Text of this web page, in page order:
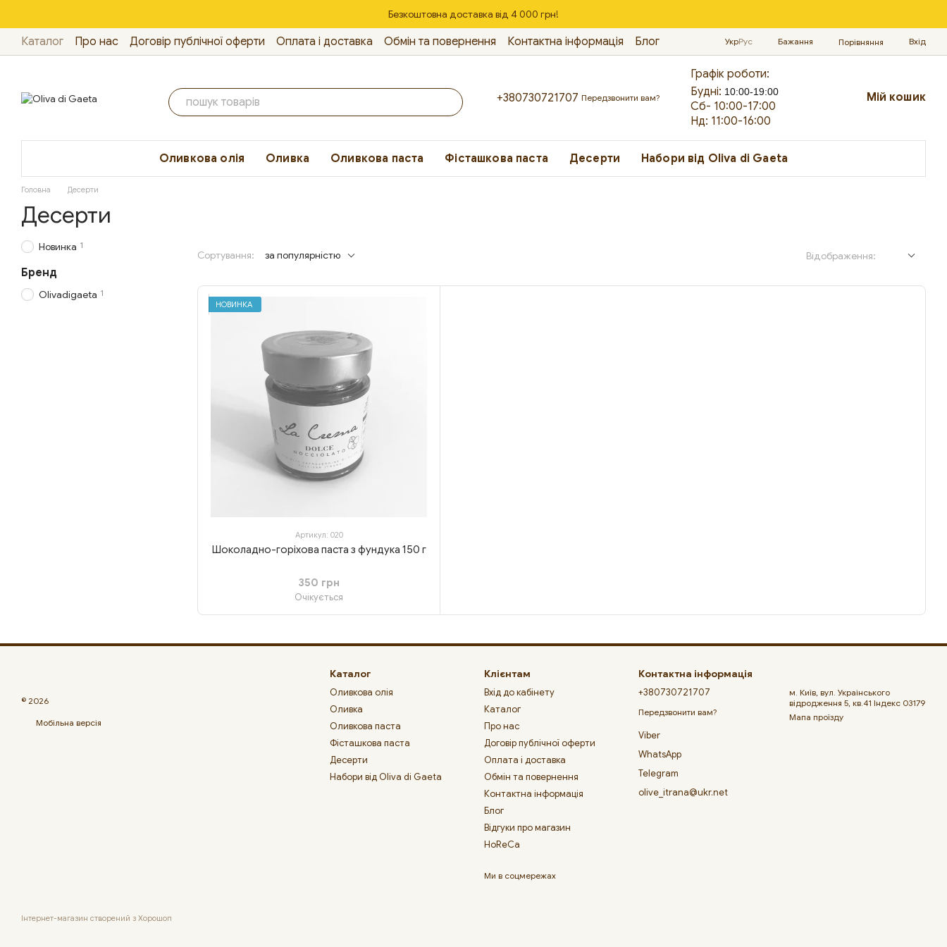
Безкоштовна доставка від 4 000 грн!
Каталог Про нас Договір публічної оферти Оплата і доставка Обмін та повернення Контактна інформація
Блог
Відгуки про магазин
HoReCa
УкрРус Бажання Порівняння Вхід
+380730721707 Передзвонити вам?
Графік роботи:
Будні: 10:00-19:00
Сб- 10:00-17:00
Нд: 11:00-16:00
Мій кошик
Оливкова олія Оливка Оливкова паста Фісташкова паста Десерти Набори від Oliva di Gaeta
Головна Десерти
Десерти
Сортування: за популярністю Відображення:
НОВИНКА
Артикул: 020
Шоколадно-горіхова паста з фундука 150 г
350 грн
Очікується
Новинка 1
Бренд
Olivadigaeta 1
© 2026
Мобільна версія
Інтернет-магазин створений з Хорошоп
Каталог
Оливкова олія
Оливка
Оливкова паста
Фісташкова паста
Десерти
Набори від Oliva di Gaeta
Клієнтам
Вхід до кабінету
Каталог
Про нас
Договір публічної оферти
Оплата і доставка
Обмін та повернення
Контактна інформація
Блог
Відгуки про магазин
HoReCa
Ми в соцмережах
Контактна інформація
+380730721707
Передзвонити вам?
Viber
WhatsApp
Telegram
olive_itrana@ukr.net
м. Київ, вул. Украінського
відродження 5, кв.41 Індекс 03179
Мапа проїзду